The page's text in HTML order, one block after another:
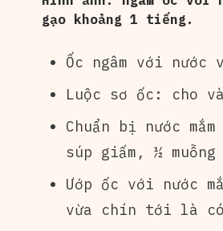
gạo khoảng 1 tiếng.
Ốc ngâm với
Luộc sơ ốc: cho
Chuẩn bị nước
súp giấm, ½
Ướp ốc với nước
vừa chín tới là có